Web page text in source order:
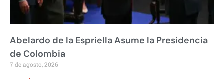
Abelardo de la Espriella Asume la Presidencia
de Colombia
7 de agosto, 2026